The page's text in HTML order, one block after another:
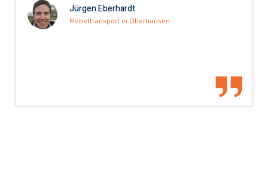
Jürgen Eberhardt
Möbeltransport in Oberhausen